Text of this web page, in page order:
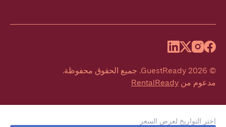
اختر التواريخ لعرض السعر
©
2026
GuestReady
. جميع الحقوق محفوظة.
مدعوم من RentalReady